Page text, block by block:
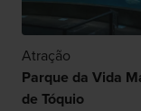
Atração
Parque da Vida
de Tóquio